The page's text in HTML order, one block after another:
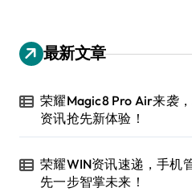
最新文章
荣耀Magic8 Pro Air来袭
资讯抢先新体验！
荣耀WIN资讯速递，手机
先一步智掌未来！